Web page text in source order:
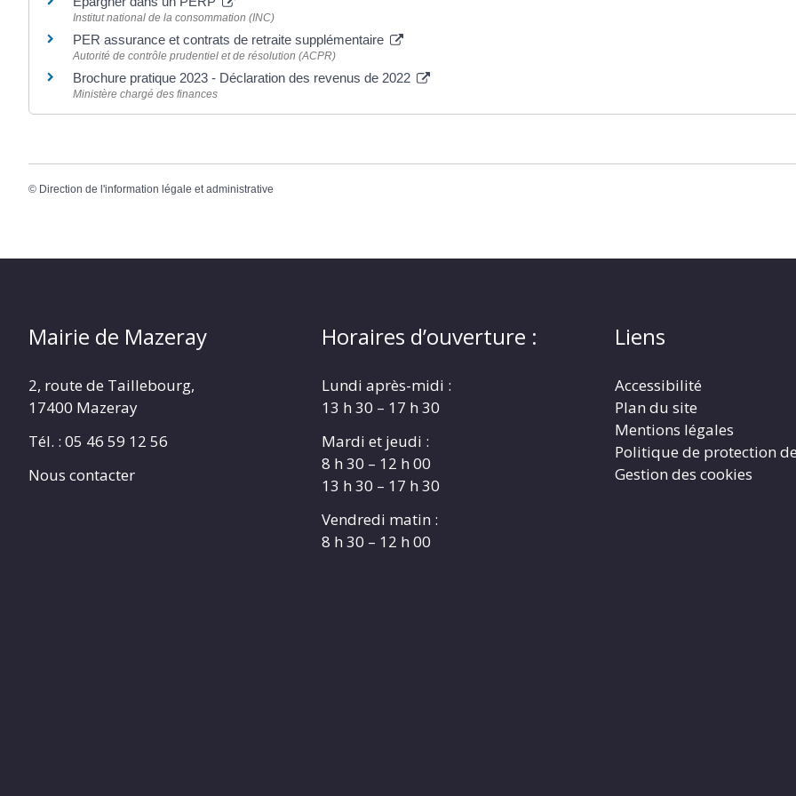
Institut national de la consommation (INC)
PER assurance et contrats de retraite supplémentaire
Autorité de contrôle prudentiel et de résolution (ACPR)
Brochure pratique 2023 - Déclaration des revenus de 2022
Ministère chargé des finances
© Direction de l'information légale et administrative
Mairie de Mazeray
2, route de Taillebourg,
17400 Mazeray
Tél. : 05 46 59 12 56
Nous contacter
Horaires d’ouverture :
Lundi après-midi :
13 h 30 – 17 h 30
Mardi et jeudi :
8 h 30 – 12 h 00
13 h 30 – 17 h 30
Vendredi matin :
8 h 30 – 12 h 00
Liens
Accessibilité
Plan du site
Mentions légales
Politique de protection
Gestion des cookies